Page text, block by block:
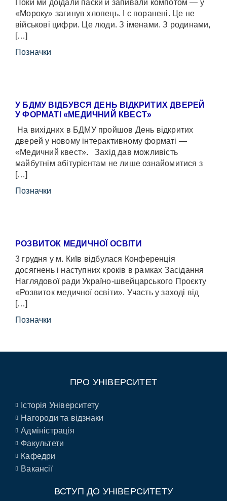
Поки ми доїдали паски й запивали компотом — у
«Мороку» загинув хлопець. І є поранені. Це не
військові цифри. Це люди. З іменами. З родинами,
[…]
Позначки
У БДМУ ВІДБУВСЯ ДЕНЬ ВІДКРИТИХ ДВЕРЕЙ
У ФОРМАТІ «МЕДИЧНИЙ КВЕСТ»
На вихідних в БДМУ пройшов День відкритих
дверей у новому інтерактивному форматі —
«Медичний квест». Захід дав можливість
майбутнім абітурієнтам не лише ознайомитися з
[…]
Позначки
РОЗВИТОК МЕДИЧНОЇ ОСВІТИ
3 грудня у м. Київ відбулася Конференція
досягнень і наступних кроків в рамках Засідання
Наглядової ради Україно-швейцарського Проєкту
«Розвиток медичної освіти». Участь у заході від
[…]
Позначки
ПРО УНІВЕРСИТЕТ
Історія Університету
Нагороди та відзнаки
Адміністрація
Факультети
Кафедри
Вакансії
ВСТУП ДО УНІВЕРСИТЕТУ